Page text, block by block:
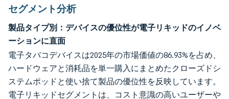
セグメント分析
製品タイプ別：デバイスの優位性が電子リキッドのイノベ
ーションに直面
電子タバコデバイスは2025年の市場価値の86.93%を占め、
ハードウェアと消耗品を単一購入にまとめたクローズドシ
ステムポッドと使い捨て製品の優位性を反映しています。
電子リキッドセグメントは、コスト意識の高いユーザーや